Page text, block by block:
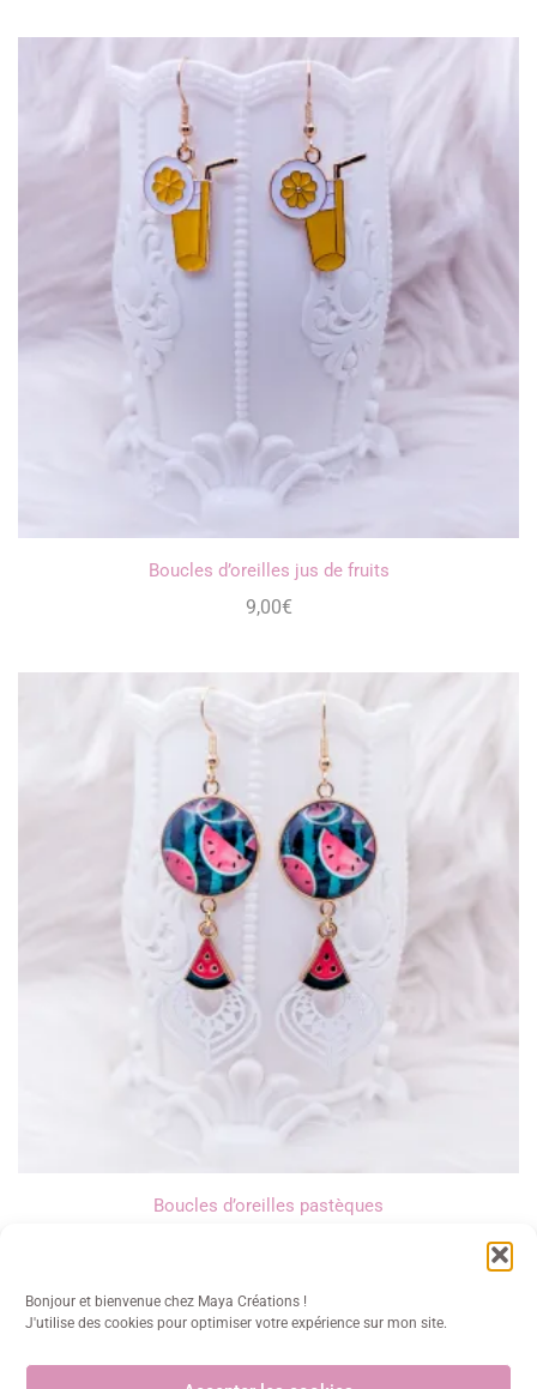
Bonjour et bienvenue chez Maya Créations !
J'utilise des cookies pour optimiser votre expérience sur mon site.
Boucles d’oreilles jus de fruits
9,00€
Boucles d’oreilles pastèques